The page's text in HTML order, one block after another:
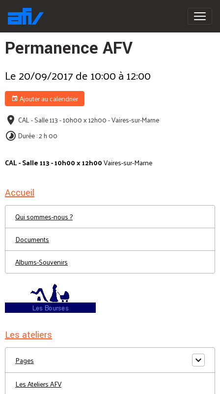
Permanence AFV
Le 20/09/2017de 10:00à 12:00
Ajouter au calendrier
CAL - Salle 113 - 10h00 x 12h00 - Vaires-sur-Marne
Durée : 2 h 00
CAL - Salle 113 - 10h00 x 12h00Vaires-sur-Marne
Accueil
Qui sommes-nous ?
Documents
Albums-Souvenirs
Les ateliers
Pages
Les Ateliers AFV